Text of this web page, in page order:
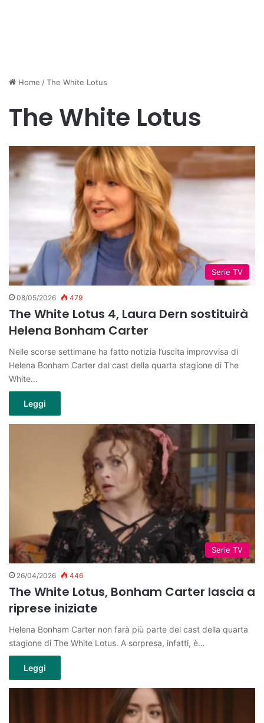
Home /The White Lotus
The White Lotus
Serie TV
08/05/2026 479
The White Lotus 4, Laura Dern sostituirà
Helena Bonham Carter
Nelle scorse settimane ha fatto notizia l’uscita improvvisa di
Helena Bonham Carter dal cast della quarta stagione di The
White…
Leggi
Serie TV
26/04/2026 446
The White Lotus, Bonham Carter lascia a
riprese iniziate
Helena Bonham Carter non farà più parte del cast della quarta
stagione di The White Lotus. A sorpresa, infatti, è…
Leggi